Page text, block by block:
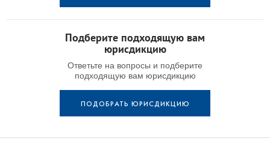
Подберите подходящую вам
юрисдикцию
Ответьте на вопросы и подберите
подходящую вам юрисдикцию
ПОДОБРАТЬ ЮРИСДИКЦИЮ